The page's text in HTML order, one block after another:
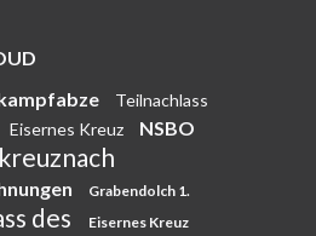
Teilnachlass
Eisernes Kreuz NSBO
Grabendolch 1.
des Eisernes Kreuz